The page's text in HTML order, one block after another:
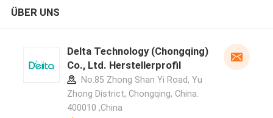
ÜBER UNS
Delta Technology (Chongqing)
Co., Ltd. Herstellerprofil
No.85 Zhong Shan Yi Road, Yu
Zhong District, Chongqing, China.
400010 ,China